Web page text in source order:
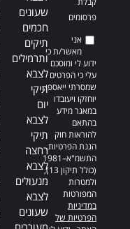
פרסומים
אני
מאשר/ת כי
ידוע לי ומוסכם
עלי כי הפרטים
שמסרתי ייאספו,
יוחזקו ויעובדו
במאגר מידע
בהתאם
להוראות חוק
הגנת הפרטיות,
התשמ"א–1981
(כולל תיקון 13),
ולמטרות
המפורטות
במדיניות
הפרטיות של
שעונים
חכמים
תיקים
ותרמילים
לצבא
תיקי
יום
לצבא
תיקי
רחצה
לצבא
מנעולים
לצבא
שעונים